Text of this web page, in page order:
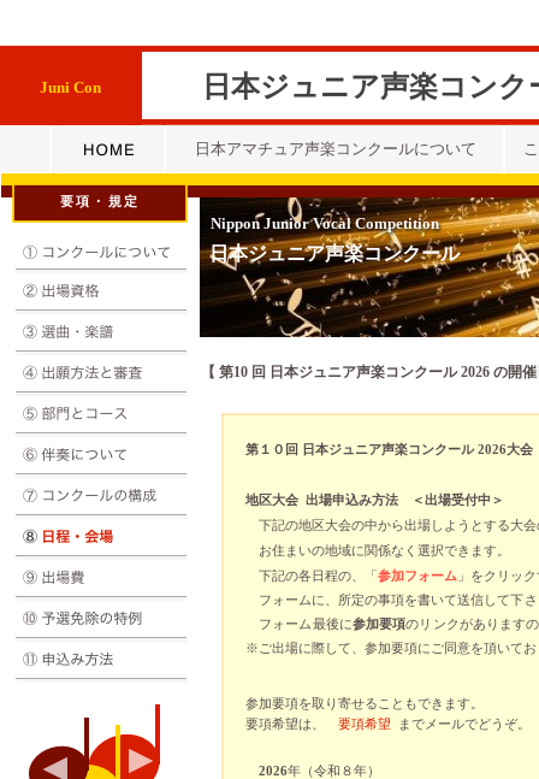
日本ジュニア声楽コンク
Juni Con
Nippon Junior Vocal Competition
要項・規定
日本アマチュア声楽コンクールについて
【 第10 回 日本ジュニア声楽コンクール 2026 の開
第１０回 日本ジュニア声楽コンクール 2026大会
地区大会 出場申込み方法
＜出場受付中＞
下記の地区大会の中から出場しようとする大
お住まいの地域に関係なく選択できます。
下記の各日程の、「参加フォーム 」をクリッ
フォームに、所定の事項を書いて送信して下
フォーム最後に参加要項のリンクがあります
※ご出場に際して、参加要項にご同意を頂いてお
参加要項を取り寄せることもできます。
要項希望は、 要項希望 までメールでどうぞ。
2026年（令和８年）
日本ジュニア声楽コンクール